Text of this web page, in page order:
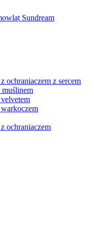
ochraniaczem z sercem
muślinem
ochraniaczem